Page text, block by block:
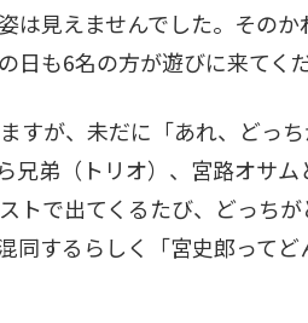
は見えませんでした。その
も6名の方が遊びに来てく
すが、未だに「あれ、どっ
弟（トリオ）、宮路オサム
トで出てくるたび、どっち
同するらしく「宮史郎って